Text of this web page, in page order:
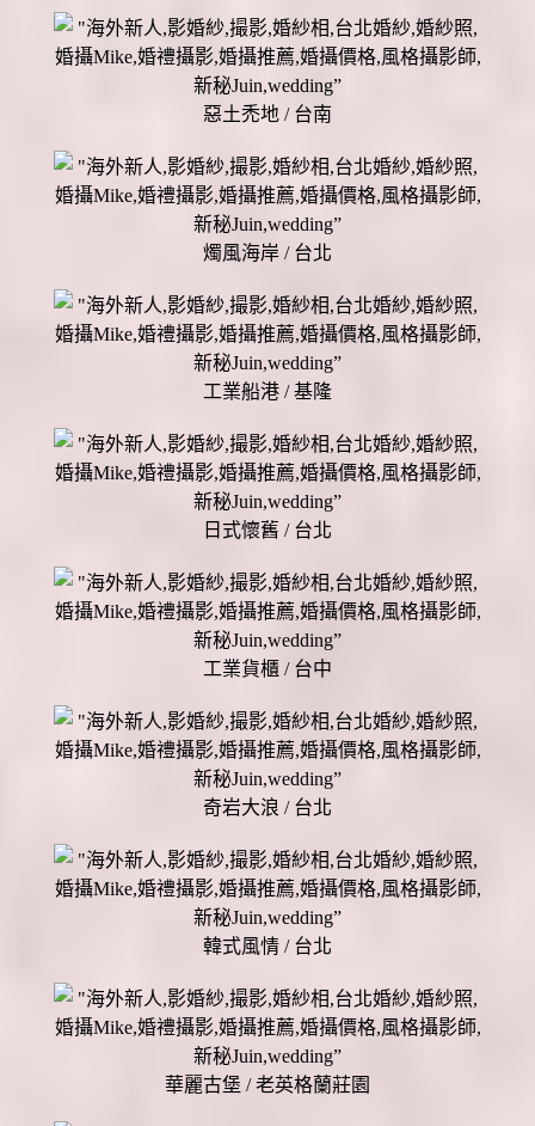
惡土禿地 / 台南
燭風海岸 / 台北
工業船港 / 基隆
日式懷舊 / 台北
工業貨櫃 / 台中
奇岩大浪 / 台北
韓式風情 / 台北
華麗古堡 / 老英格蘭莊園